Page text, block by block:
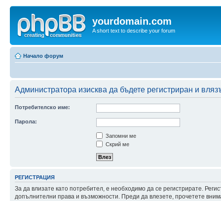
yourdomain.com
A short text to describe your forum
Начало форум
Администратора изисква да бъдете регистриран и
Потребителско име:
Парола:
Запомни ме
Скрий ме
РЕГИСТРАЦИЯ
За да влизате като потребител, е необходимо да се регистрирате.
допълнителни права и възможности. Преди да влезете, прочетете